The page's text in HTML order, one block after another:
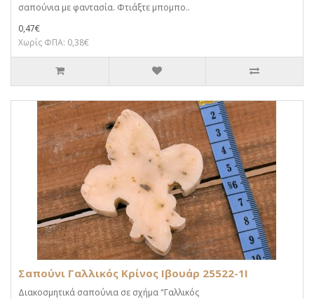
σαπούνια με φαντασία. Φτιάξτε μπομπο..
0,47€
Χωρίς ΦΠΑ: 0,38€
Σαπούνι Γαλλικός Κρίνος Ιβουάρ 25522-1I
Διακοσμητικά σαπούνια σε σχήμα "Γαλλικός